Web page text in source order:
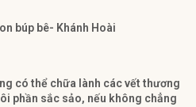
búp bê- Khánh Hoài
có thể chữa lành các vết thương
phần sắc sảo, nếu không chẳng